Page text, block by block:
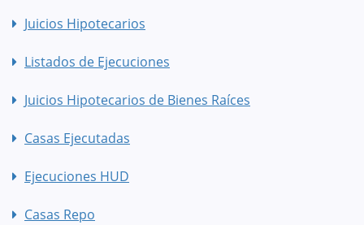
Juicios Hipotecarios
Listados de Ejecuciones
Juicios Hipotecarios de Bienes Raíces
Casas Ejecutadas
Ejecuciones HUD
Casas Repo